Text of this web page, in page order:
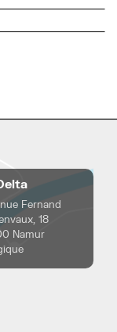
Fernand
18
Namur